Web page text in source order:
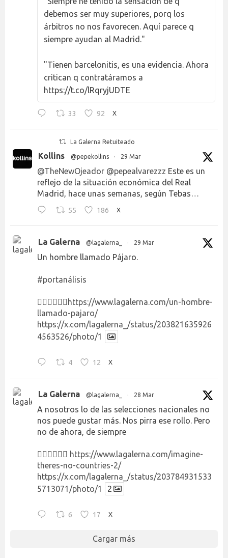
debemos ser muy superiores, porq los
árbitros no nos favorecen. Aquí parece q
siempre ayudan al Madrid."
"Tienen barcelonitis, es una evidencia. Ahora
critican q contratáramos a
https://t.co/lRqryjUDTE
33 92 X
La Galerna Retuiteado
Kollins @pepekollins · 29 Mar
@TheNewOjeador @pepealvarezzz Este es un
reflejo de la situación económica del Real
Madrid, hace unas semanas, según Tebas…
55 186 X
La Galerna @lagalerna_ · 29 Mar
Un hombre llamado Pájaro.
#portanálisis
👉🏻👉🏻👉🏻 https://www.lagalerna.com/un-hombre-
llamado-pajaro/
https://x.com/lagalerna_/status/203821635926
4563526/photo/1
4 12 X
La Galerna @lagalerna_ · 28 Mar
A nosotros lo de las selecciones nacionales no
nos puede gustar más. Nos pirra ese rollo. Pero
no de ahora, de siempre
👉🏻👉🏻👉🏻 https://www.lagalerna.com/imagine-
theres-no-countries-2/
https://x.com/lagalerna_/status/203784931533
5713071/photo/1
2
6 17 X
Cargar más